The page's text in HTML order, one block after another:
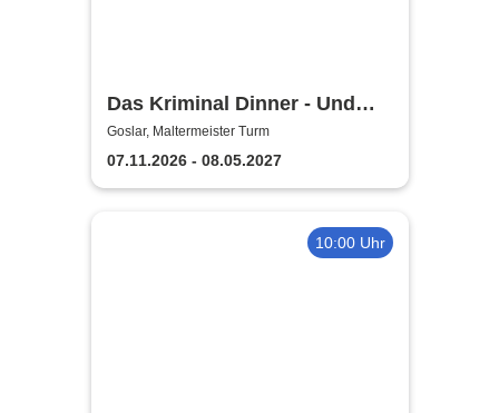
Das Kriminal Dinner - Und
raus bist du
Goslar, Maltermeister Turm
07.11.2026 - 08.05.2027
10:00 Uhr